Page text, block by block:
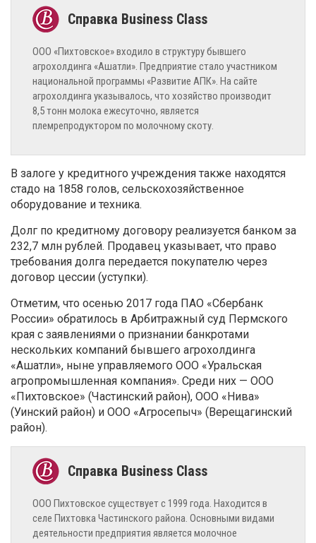
ООО «Пихтовское» входило в структуру бывшего
агрохолдинга «Ашатли». Предприятие стало участником
национальной программы «Развитие АПК». На сайте
агрохолдинга указывалось, что хозяйство производит
8,5 тонн молока ежесуточно, является
племрепродуктором по молочному скоту.
В залоге у кредитного учреждения также находятся
стадо на 1858 голов, сельскохозяйственное
оборудование и техника.
Долг по кредитному договору реализуется банком за
232,7 млн рублей. Продавец указывает, что право
требования долга передается покупателю через
договор цессии (уступки).
Отметим, что осенью 2017 года ПАО «Сбербанк
России» обратилось в Арбитражный суд Пермского
края с заявлениями о признании банкротами
нескольких компаний бывшего агрохолдинга
«Ашатли», ныне управляемого ООО «Уральская
агропромышленная компания». Среди них — ООО
«Пихтовское» (Частинский район), ООО «Нива»
(Уинский район) и ООО «Агросепыч» (Верещагинский
район).
ООО Пихтовское существует с 1999 года. Находится в
селе Пихтовка Частинского района. Основными видами
деятельности предприятия является молочное